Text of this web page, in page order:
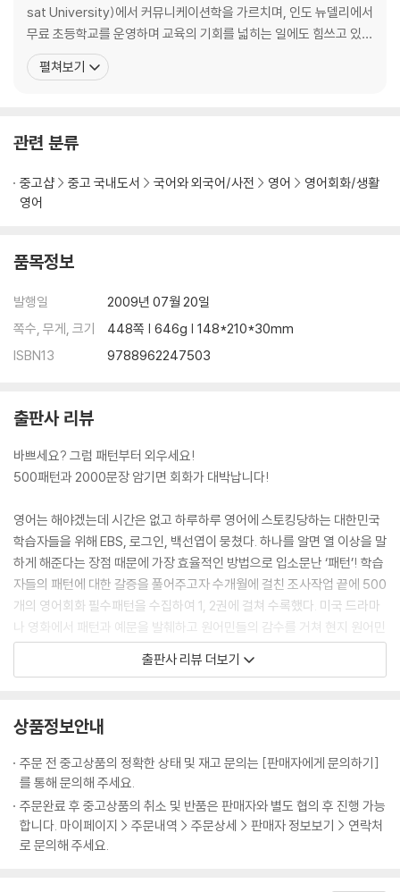
016 Do you know...? ~를 아니?
017 Do you know what...? ~가 뭔지 아니?
018 Do you know why...? 왜 ~하는지 알아?
019 Do you know when...? 언제 ~하는지 알아?
2nd Week_‘있다?없다’ 묻고 답하기
021 There's... ~가 있어
022 There are so many... ~가 무척 많아
025 There must be... 분명 ~가 있을 거야
026 There's no... ~가 없어
027 There's nothing... ~한 건 아무것도 없어
028 There's no one... ~는 아무도 없어
Day 08. 있는지 묻기
032 Is there any...? ~가 좀 있니?
033 Is there anything...? ~한 게 있나요?
035 Are there many...? ~가 많나요?
Day 09. 방법이 있는지 묻고 답하기
036 Is there any way...? ~할 방법이 없을까요?
037 There's no way... ~하는 건 불가능해
038 There's no way I can... 내가 ~하는 건 불가능해
039 There's a 비교급 way to... 더 ~하는 방법이 있어
040 What's the best way to...? ~하기에 가장 좋은 방법이 뭐예요?
Day 11 원하는 것 말하기
041 I want to... ~하고 싶어
042 I just wanted to... 난 단지 ~하고 싶었어
043 I don't want to... ~하고 싶지 않아
044 I'd like to... ~하고 싶어요
045 I'm dying to.. 난 정말 ~하고 싶어
Day 12 원하는 것 묻기
sat University)에서 커뮤니케이션학을 가르치며, 인도 뉴델리에서
무료 초등학교를 운영하며 교육의 기회를 넓히는 일에도 힘쓰고 있
다. 언어를 학습할 과제가 아니라 사람의 생각과 삶을 이끄는 도구라
믿는다. 오랜 시간 좋은 문장을 읽고 가르쳐온 경험을 바탕으로, 시대
펼쳐보기
관련 분류
중고샵 중고 국내도서 국어와 외국어/사전 영어
영어회화/생활
영어
품목정보
발행일
2009년 07월 20일
쪽수, 무게, 크기
448쪽 | 646g | 148*210*30mm
ISBN13
9788962247503
출판사 리뷰
바쁘세요? 그럼 패턴부터 외우세요!
500패턴과 2000문장 암기면 회화가 대박납니다!
영어는 해야겠는데 시간은 없고 하루하루 영어에 스토킹당하는 대한민국
학습자들을 위해 EBS, 로그인, 백선엽이 뭉쳤다. 하나를 알면 열 이상을 말
하게 해준다는 장점 때문에 가장 효율적인 방법으로 입소문난 ‘패턴’! 학습
자들의 패턴에 대한 갈증을 풀어주고자 수개월에 걸친 조사작업 끝에 500
개의 영어회화 필수패턴을 수집하여 1, 2권에 걸쳐 수록했다. 미국 드라마
나 영화에서 패턴과 예문을 발췌하고 원어민들의 감수를 거쳐 현지 원어민
들이 자주 사용하는, 암기할 가치가 높은 패턴과 예문만을 담았다.
한 것이 특징이다. MP3에는 모든 예문이 〈우리말 1회 - 영어 2회〉로 녹음
되어 있어, MP3만 들으면서도 표현을 암기할 수 있고, 우리말을 듣고 즉
각적으로 영어로 말해보는 연습을 통해 회화실력을 크게 향상시킬 수 있
다.
이 책을 교재로 한 EBSlang(www.ebslang.co.kr) 동영상강좌 《2000
출판사 리뷰 더보기
상품정보안내
주문 전 중고상품의 정확한 상태 및 재고 문의는 [판매자에게 문의하기]
를 통해 문의해 주세요.
주문완료 후 중고상품의 취소 및 반품은 판매자와 별도 협의 후 진행 가능
합니다. 마이페이지 > 주문내역 > 주문상세 > 판매자 정보보기 > 연락처
로 문의해 주세요.